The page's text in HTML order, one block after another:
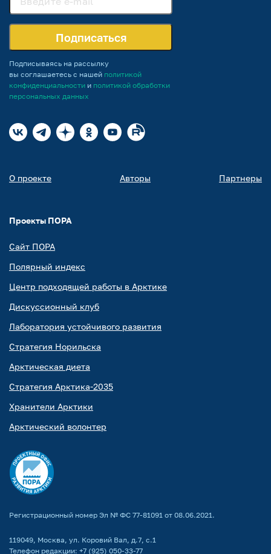
Подписаться
Подписываясь на рассылку
вы соглашаетесь с нашей политикой
конфиденциальности и политикой обработки
персональных данных
О проекте Авторы Партнеры
Проекты ПОРА
Сайт ПОРА
Полярный индекс
Центр подходящей работы в Арктике
Дискуссионный клуб
Лаборатория устойчивого развития
Стратегия Норильска
Арктическая диета
Стратегия Арктика-2035
Хранители Арктики
Арктический волонтер
Регистрационный номер Эл № ФС 77-81091 от 08.06.2021.
119049, Москва, ул. Коровий Вал, д.7, с.1
Телефон редакции: +7 (925) 050-33-77